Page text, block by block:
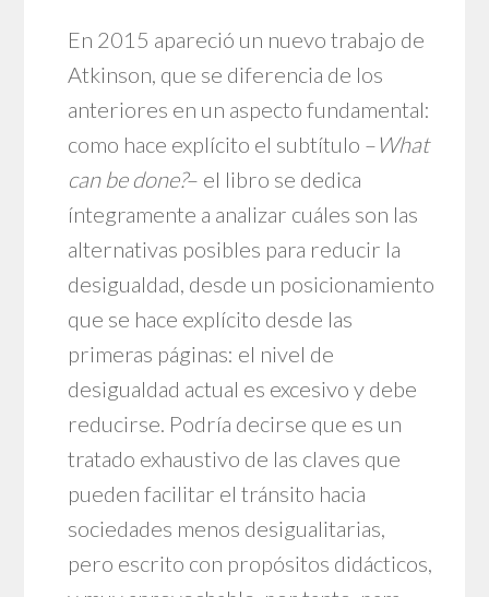
En 2015 apareció un nuevo trabajo de
Atkinson, que se diferencia de los
anteriores en un aspecto fundamental:
como hace explícito el subtítulo –What
can be done?– el libro se dedica
íntegramente a analizar cuáles son las
alternativas posibles para reducir la
desigualdad, desde un posicionamiento
que se hace explícito desde las
primeras páginas: el nivel de
desigualdad actual es excesivo y debe
reducirse. Podría decirse que es un
tratado exhaustivo de las claves que
pueden facilitar el tránsito hacia
sociedades menos desigualitarias,
pero escrito con propósitos didácticos,